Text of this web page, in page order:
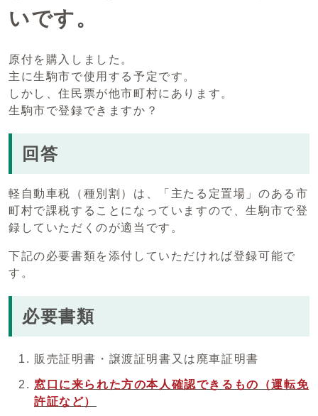
いです。
原付を購入しました。
主に生駒市で使用する予定です。
しかし、住民票が他市町村にあります。
生駒市で登録できますか？
回答
軽自動車税（種別割）は、「主たる定置場」のある市
町村で課税することになっていますので、生駒市で登
録していただくのが適当です。
下記の必要書類を添付していただければ登録可能で
す。
必要書類
販売証明書・譲渡証明書又は廃車証明書
窓口に来られた方の本人確認できるもの（運転免
許証など）